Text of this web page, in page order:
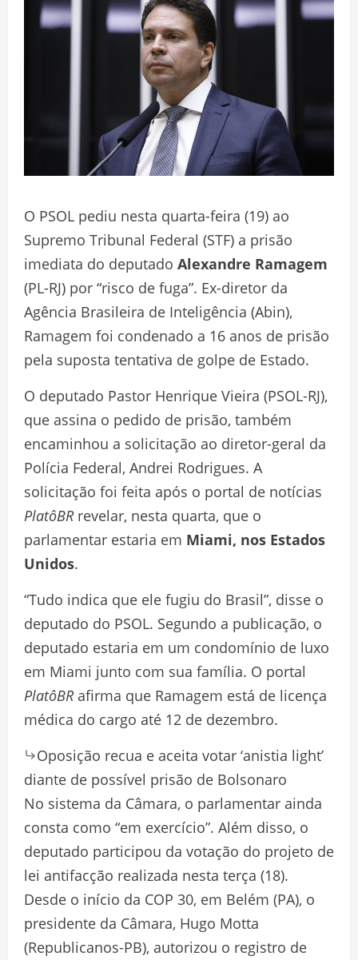
O PSOL pediu nesta quarta-feira (19) ao
Supremo Tribunal Federal (STF) a prisão
imediata do deputado Alexandre Ramagem
(PL-RJ) por “risco de fuga”. Ex-diretor da
Agência Brasileira de Inteligência (Abin),
Ramagem foi condenado a 16 anos de prisão
pela suposta tentativa de golpe de Estado.
O deputado Pastor Henrique Vieira (PSOL-RJ),
que assina o pedido de prisão, também
encaminhou a solicitação ao diretor-geral da
Polícia Federal, Andrei Rodrigues. A
solicitação foi feita após o portal de notícias
PlatôBRrevelar, nesta quarta, que o
parlamentar estaria em Miami, nos Estados
Unidos.
“Tudo indica que ele fugiu do Brasil”, disse o
deputado do PSOL. Segundo a publicação, o
deputado estaria em um condomínio de luxo
em Miami junto com sua família. O portal
PlatôBRafirma que Ramagem está de licença
médica do cargo até 12 de dezembro.
Oposição recua e aceita votar ‘anistia light’
diante de possível prisão de Bolsonaro
No sistema da Câmara, o parlamentar ainda
consta como “em exercício”. Além disso, o
deputado participou da votação do projeto de
lei antifacção realizada nesta terça (18).
Desde o início da COP 30, em Belém (PA), o
presidente da Câmara, Hugo Motta
(Republicanos-PB), autorizou o registro de